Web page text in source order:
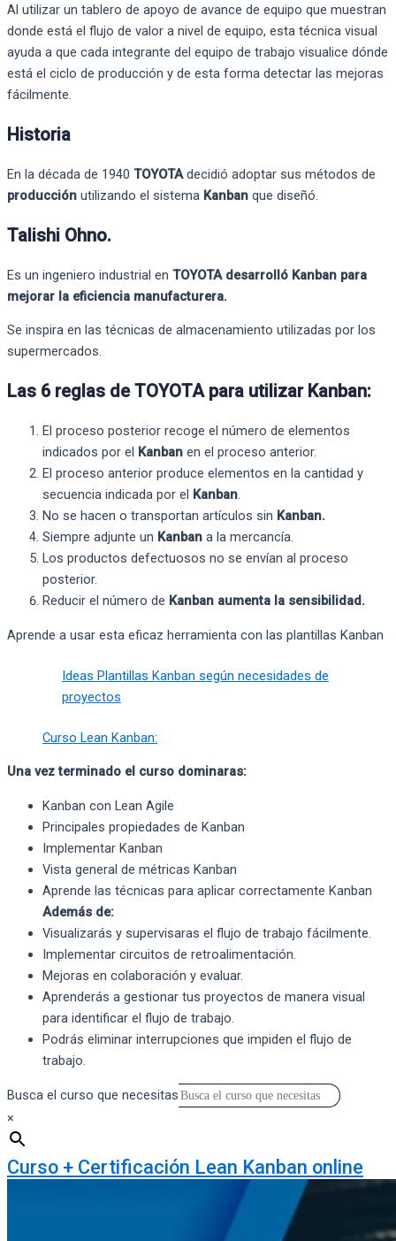
Al utilizar un tablero de apoyo de avance de equipo que muestran
donde está el flujo de valor a nivel de equipo, esta técnica visual
ayuda a que cada integrante del equipo de trabajo visualice dónde
está el ciclo de producción y de esta forma detectar las mejoras
fácilmente.
Historia
En la década de 1940 TOYOTAdecidió adoptar sus métodos de
producción utilizando el sistema Kanban que diseñó.
Talishi Ohno.
Es un ingeniero industrial en TOYOTA desarrolló Kanban para
mejorar la eficiencia manufacturera.
Se inspira en las técnicas de almacenamiento utilizadas por los
supermercados.
Las 6 reglas de TOYOTA para utilizar Kanban:
El proceso posterior recoge el número de elementos
indicados por el Kanban en el proceso anterior.
El proceso anterior produce elementos en la cantidad y
secuencia indicada por el Kanban.
No se hacen o transportan artículos sin Kanban.
Siempre adjunte un Kanban a la mercancía.
Los productos defectuosos no se envían al proceso
posterior.
Reducir el número de Kanban aumenta la sensibilidad.
Aprende a usar esta eficaz herramienta con las plantillas Kanban
Ideas Plantillas Kanban según necesidades de
proyectos
Curso Lean Kanban:
Una vez terminado el curso dominaras:
Kanban con Lean Agile
Principales propiedades de Kanban
Implementar Kanban
Vista general de métricas Kanban
Aprende las técnicas para aplicar correctamente Kanban
Además de:
Visualizarás y supervisaras el flujo de trabajo fácilmente.
Implementar circuitos de retroalimentación.
Mejoras en colaboración y evaluar.
Aprenderás a gestionar tus proyectos de manera visual
para identificar el flujo de trabajo.
Podrás eliminar interrupciones que impiden el flujo de
trabajo.
Busca el curso que necesitas
×
Curso + Certificación Lean Kanban online